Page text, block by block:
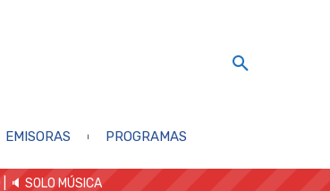
EMISORAS PROGRAMAS
🔈 SOLO MÚSICA